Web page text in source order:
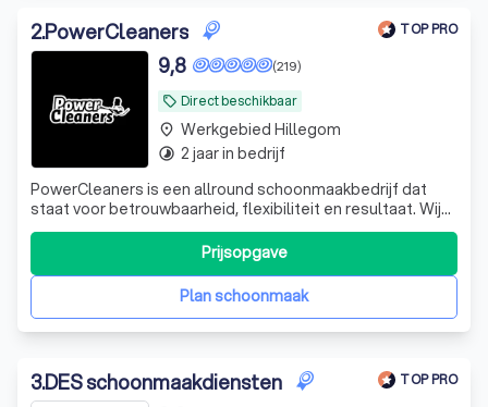
2.PowerCleaners TOP PRO
local_offer Direct beschikbaar
(219)
9,8
PowerCleaners is een allround schoonmaakbedrijf dat
staat voor betrouwbaarheid, flexibiliteit en resultaat. Wij
helpen bedrijven en particulieren met alles van
schoonmaak tot specialistische klussen.
Plan schoonmaak
Prijsopgave
place Werkgebied Hillegom
timelapse 2 jaar in bedrijf
3.DES schoonmaakdiensten TOP PRO